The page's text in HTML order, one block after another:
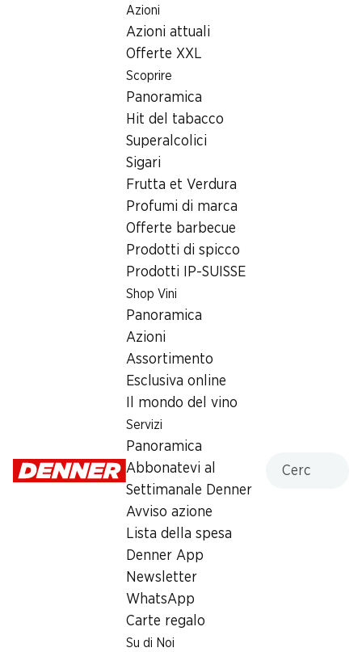
Azioni
Azioni attuali
Offerte XXL
Scoprire
Panoramica
Hit del tabacco
Superalcolici
Sigari
Frutta et Verdura
Profumi di marca
Offerte barbecue
Prodotti di spicco
Prodotti IP-SUISSE
Shop Vini
Panoramica
Azioni
Assortimento
Esclusiva online
Il mondo del vino
Servizi
Panoramica
Abbonatevi al
Settimanale Denner
Avviso azione
Lista della spesa
Denner App
Newsletter
WhatsApp
Carte regalo
Su di Noi
Ricerca di filiale
Filiale Denner Av. Des Découvertes 3, 1400 Yverdon-les-
1400 Yverdon-les-Bains,
Av. Des Découvertes 3, 1400 Yverdon-les-Bains
Alle indicazioni stradali
Orari di apertura
Martedì 07:30 - 18:30
Prelievo di contanti con Post-Card / M-